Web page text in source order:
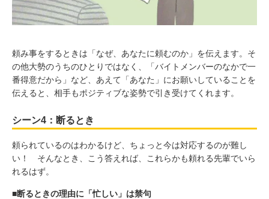
頼み事をするときは「なぜ、あなたに頼むのか」を伝えます。そ
の他大勢のうちのひとりではなく、「バイトメンバーのなかで一
番得意だから」など、あえて「あなた」にお願いしていることを
伝えると、相手もポジティブな姿勢で引き受けてくれます。
シーン4：断るとき
頼られているのはわかるけど、ちょっと今は対応するのが難し
い！ そんなとき、こう答えれば、これらかも頼れる先輩でいら
れるはず。
■断るときの理由に「忙しい」は禁句